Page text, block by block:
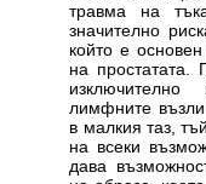
травма на
значително
който е
на простатата.
лимфните
в малкия таз,
на всеки
дава